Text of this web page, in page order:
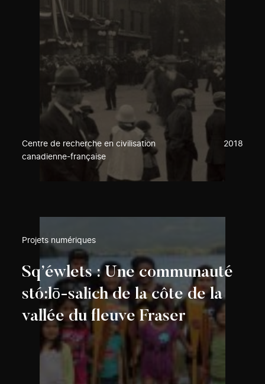
Centre de recherche en civilisation
canadienne-française
2018
Projets numériques
Sq’éwlets : Une communauté
stó:lō-salich de la côte de la
vallée du fleuve Fraser